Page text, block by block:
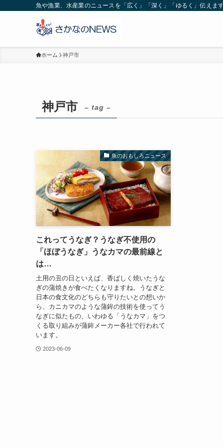
魚や漁業、水産業のニュースを「広く」「深く」「ゆるく」伝えま
ホーム 神戸市
神戸市 – tag –
魚のおもしろニュース
これってうなぎ？うなぎ不使用の
「ほぼうなぎ」うなカマの最前線と
は…
土用の丑の日といえば、香ばしく焼いたうな
ぎの蒲焼きが食べたくなりますね。うなぎと
日本の食文化のどちらも守りたいとの想いか
ら、カニカマのような蒲鉾の技術を使ってう
なぎに似たもの、いわゆる「うなカマ」をつ
くる取り組みが蒲鉾メーカー各社で行われて
います。
2023-06-09